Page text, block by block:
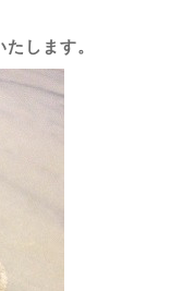
します。